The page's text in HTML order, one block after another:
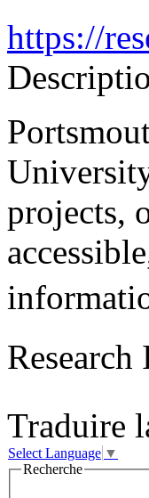
https://
projects,
Research
Traduire
Select Language ▼
Recherche